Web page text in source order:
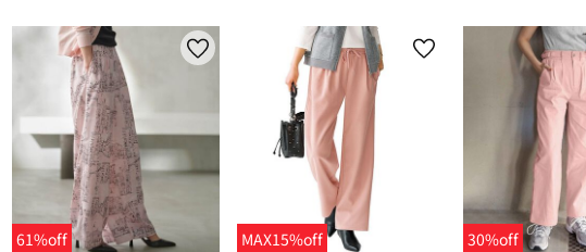
61%off
MAX15%off
30%off